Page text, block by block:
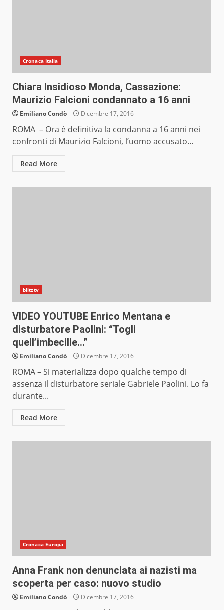
Cronaca Italia
Chiara Insidioso Monda, Cassazione:
Maurizio Falcioni condannato a 16 anni
Emiliano Condò Dicembre 17, 2016
ROMA – Ora è definitiva la condanna a 16 anni nei
confronti di Maurizio Falcioni, l’uomo accusato...
Read More
blitztv
VIDEO YOUTUBE Enrico Mentana e
disturbatore Paolini: “Togli
quell’imbecille…”
Emiliano Condò Dicembre 17, 2016
ROMA – Si materializza dopo qualche tempo di
assenza il disturbatore seriale Gabriele Paolini. Lo fa
durante...
Read More
Cronaca Europa
Anna Frank non denunciata ai nazisti ma
scoperta per caso: nuovo studio
Emiliano Condò Dicembre 17, 2016